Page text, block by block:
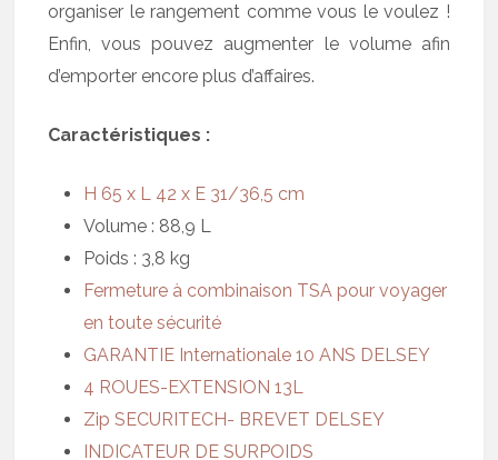
organiser le rangement comme vous le voulez !
Enfin, vous pouvez augmenter le volume afin
d’emporter encore plus d’affaires.
Caractéristiques :
H 65 x L 42 x E 31/36,5 cm
Volume : 88,9 L
Poids : 3,8 kg
Fermeture à combinaison TSA pour voyager
en toute sécurité
GARANTIE Internationale 10 ANS DELSEY
4 ROUES-EXTENSION 13L
Zip SECURITECH- BREVET DELSEY
INDICATEUR DE SURPOIDS